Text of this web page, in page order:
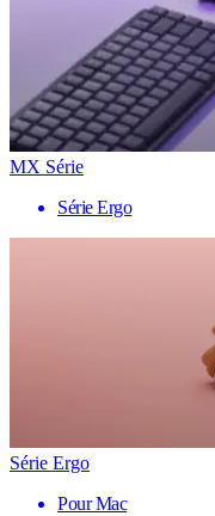
MX Série
Série Ergo
Série Ergo
Pour Mac